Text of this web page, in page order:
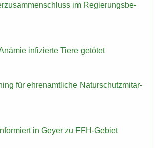
im Re­gie­rungs­be­
in­fi­zier­te Tiere ge­tö­tet
für eh­ren­amt­li­che Na­tur­schutz­mit­ar­
in Geyer zu FFH-​Gebiet